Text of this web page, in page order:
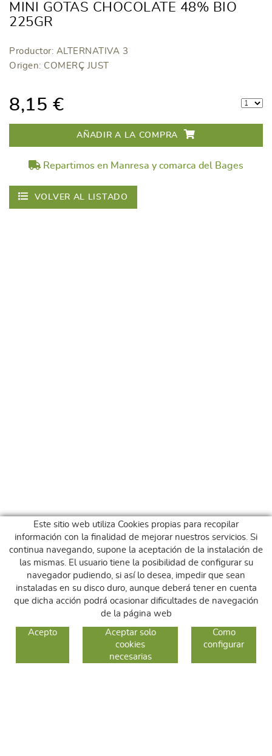
MINI GOTAS CHOCOLATE 48% BIO
225GR
Productor: ALTERNATIVA 3
Origen: COMERÇ JUST
8,15 €
AÑADIR A LA COMPRA
Repartimos en Manresa y comarca del Bages
VOLVER AL LISTADO
CAMBIOS Y DEVOLUCIONES
Este sitio web utiliza Cookies propias para recopilar
información con la finalidad de mejorar nuestros servicios. Si
continua navegando, supone la aceptación de la instalación de
las mismas. El usuario tiene la posibilidad de configurar su
navegador pudiendo, si así lo desea, impedir que sean
instaladas en su disco duro, aunque deberá tener en cuenta
que dicha acción podrá ocasionar dificultades de navegación
de la página web
Acepto
Aceptar solo
cookies
necesarias
Como
configurar